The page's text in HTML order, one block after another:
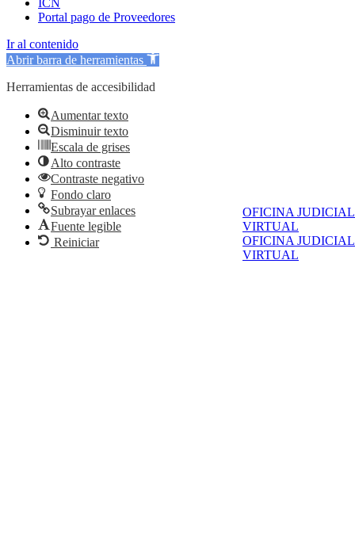
OFICINA JUDICIAL
VIRTUAL
OFICINA JUDICIAL
VIRTUAL
Portal pago de Proveedores
Ir al contenido
Abrir barra de herramientas
Herramientas de accesibilidad
Aumentar texto
Disminuir texto
Escala de grises
Alto contraste
Contraste negativo
Fondo claro
Subrayar enlaces
Fuente legible
Reiniciar